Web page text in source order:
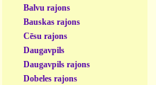
Balvu rajons
Bauskas rajons
Cēsu rajons
Daugavpils
Daugavpils rajons
Dobeles rajons